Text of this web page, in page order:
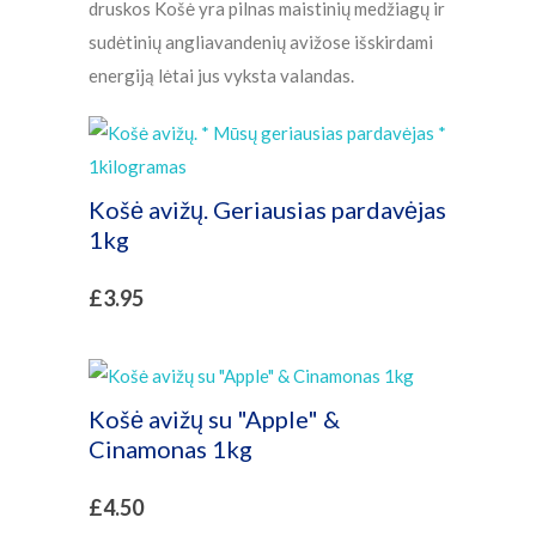
druskos Košė yra pilnas maistinių medžiagų ir
sudėtinių angliavandenių avižose išskirdami
energiją lėtai jus vyksta valandas.
Košė avižų. Geriausias pardavėjas
1kg
£3.95
Košė avižų su "Apple" &
Cinamonas 1kg
£4.50